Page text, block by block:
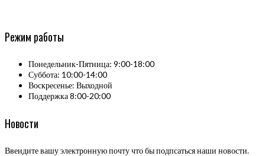
Режим работы
Понедельник-Пятница: 9:00-18:00
Суббота: 10:00-14:00
Воскресенье: Выходной
Поддержка 8:00-20:00
Новости
Ввеидите вашу электронную почту что бы подпсаться наши новости.